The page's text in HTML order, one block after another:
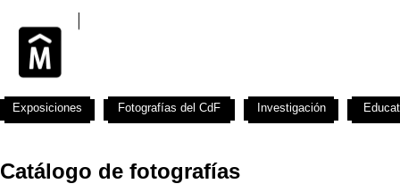
Catálogo de fotografías
Exposiciones Fotografías del CdF Investigación